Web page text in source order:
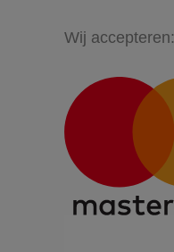
Wij accepteren: